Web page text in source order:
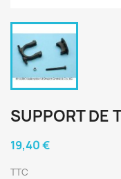
SUPPORT DE
19,40 €
TTC